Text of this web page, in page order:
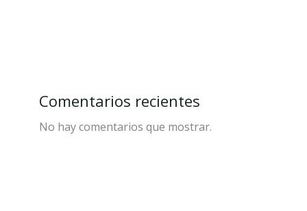
Comentarios recientes
No hay comentarios que mostrar.